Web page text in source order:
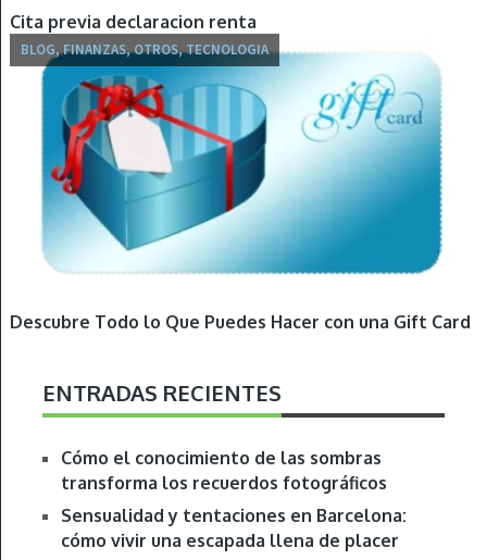
Cita previa declaracion renta
BLOG, FINANZAS, OTROS, TECNOLOGIA
Descubre Todo lo Que Puedes Hacer con una Gift Card
ENTRADAS RECIENTES
Cómo el conocimiento de las sombras
transforma los recuerdos fotográficos
Sensualidad y tentaciones en Barcelona:
cómo vivir una escapada llena de placer